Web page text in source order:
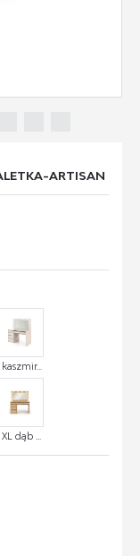
ARTISAN
kaszmir...
XL dąb ...